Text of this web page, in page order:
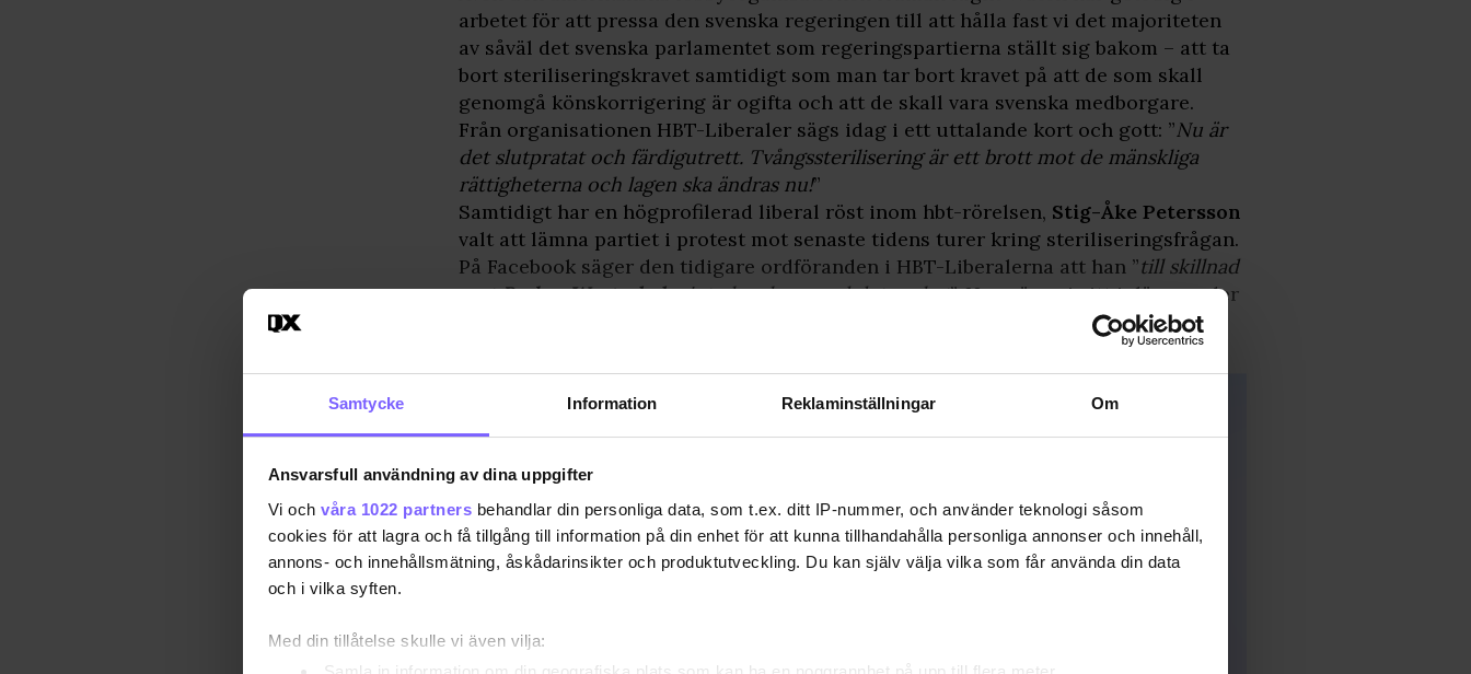
Samtycke Information Reklaminställningar Om
Ansvarsfull användning av dina uppgifter
Vi och våra 1022 partners behandlar din personliga data, som t.ex. ditt IP-nummer, och använder teknologi såsom
cookies för att lagra och få tillgång till information på din enhet för att kunna tillhandahålla personliga annonser och innehåll,
annons- och innehållsmätning, åskådarinsikter och produktutveckling. Du kan själv välja vilka som får använda din data
och i vilka syften.
Med din tillåtelse skulle vi även vilja:
arbetet för att pressa den svenska regeringen till att hålla fast vi det majoriteten
av såväl det svenska parlamentet som regeringspartierna ställt sig bakom – att ta
bort steriliseringskravet samtidigt som man tar bort kravet på att de som skall
genomgå könskorrigering är ogifta och att de skall vara svenska medborgare.
Från organisationen HBT-Liberaler sägs idag i ett uttalande kort och gott: ”Nu är
det slutpratat och färdigutrett. Tvångssterilisering är ett brott mot de mänskliga
rättigheterna och lagen ska ändras nu!”
Samtidigt har en högprofilerad liberal röst inom hbt-rörelsen, Stig-Åke Petersson
valt att lämna partiet i protest mot senaste tidens turer kring steriliseringsfrågan.
På Facebook säger den tidigare ordföranden i HBT-Liberalerna att han ”till skillnad
motBarbro Westerholminte kan leva med det sveket”. Han säger i sitt inlägg under
Partiledningen sviker dubbelt – både
Signa upp dig för att
många andra artiklar på qx.se, behöver
du signa upp dig, det är helt gratis och
Redan prenumerant?